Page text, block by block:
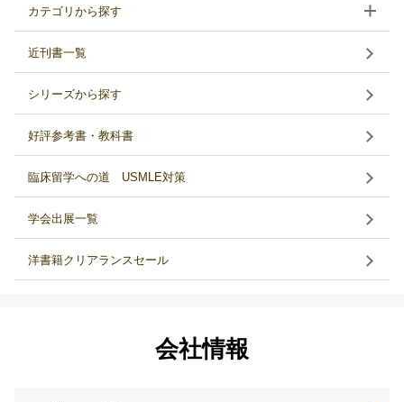
カテゴリから探す
近刊書一覧
シリーズから探す
好評参考書・教科書
臨床留学への道 USMLE対策
学会出展一覧
洋書籍クリアランスセール
会社情報